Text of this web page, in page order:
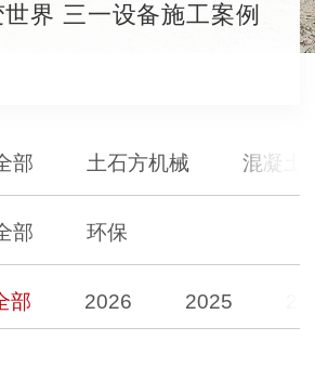
界 三一设备施工案例
部 土石方机械 混凝土
部 环保
部 2026 2025